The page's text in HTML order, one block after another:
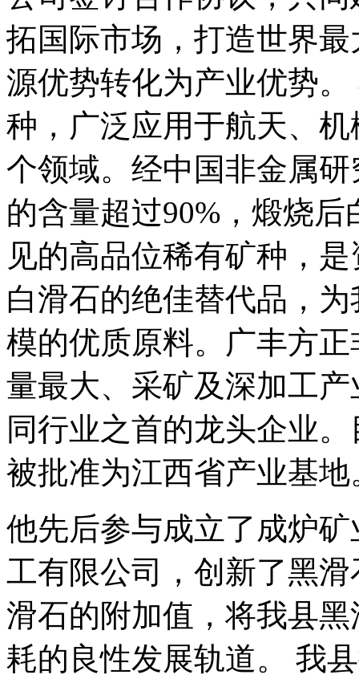
拓国际市场，打造世界
源优势转化为产业优势
种，广泛应用于航天、
个领域。经中国非金属
的含量超过90%，煅烧
见的高品位稀有矿种，
白滑石的绝佳替代品，
模的优质原料。广丰方
量最大、采矿及深加工
同行业之首的龙头企业
被批准为江西省产业基地
他先后参与成立了成炉
工有限公司，创新了黑
滑石的附加值，将我县
耗的良性发展轨道。 我